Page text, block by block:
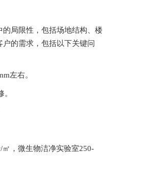
，包括场地结构、楼
户的需求，包括以下关键问
。
。
，微生物洁净实验室250-